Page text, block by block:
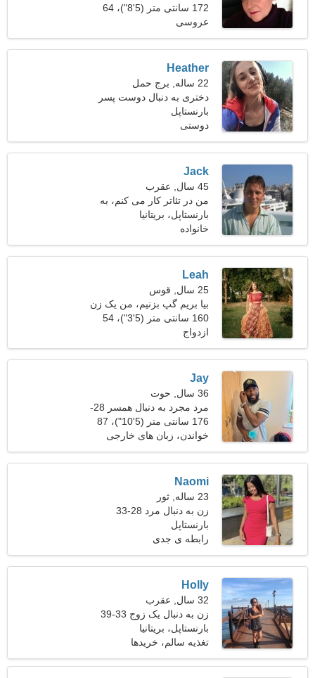
علاقه دارم
172 سانتی متر (5'8")، 64
کیلوگرم (141 پوند)
عروسی
Heather
22 ساله, برج حمل
دختری به دنبال دوست پسر
26-34
بارنستاپل
دوستی
Jack
45 سال, عقرب
من در تئاتر کار می کنم، به
یک زن رویایی نیاز دارم
بارنستاپل، بریتانیا
خانواده
Leah
25 سال, قوس
بیا بریم گپ بزنیم، من یک زن
برازنده هستم
160 سانتی متر (5'3")، 54
کیلوگرم (119 پوند)
ازدواج
Jay
36 سال, حوت
مرد مجرد به دنبال همسر 28-
31
176 سانتی متر (5'10")، 87
کیلوگرم (191 پوند)
خواندن، زبان های خارجی
Naomi
23 ساله, ثور
زن به دنبال مرد 28-33
بارنستاپل
رابطه ی جدی
Holly
32 سال, عقرب
زن به دنبال یک زوج 33-39
بارنستاپل، بریتانیا
تغذیه سالم، خریدها